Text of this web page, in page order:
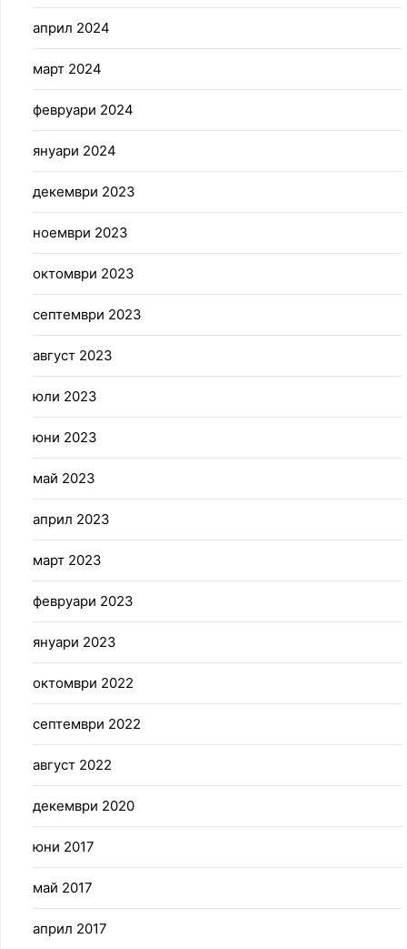
април 2024
март 2024
февруари 2024
януари 2024
декември 2023
ноември 2023
октомври 2023
септември 2023
август 2023
юли 2023
юни 2023
май 2023
април 2023
март 2023
февруари 2023
януари 2023
октомври 2022
септември 2022
август 2022
декември 2020
юни 2017
май 2017
април 2017